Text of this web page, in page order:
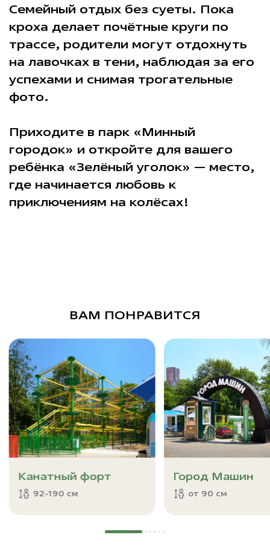
Семейный отдых без суеты. Пока
кроха делает почётные круги по
трассе, родители могут отдохнуть
на лавочках в тени, наблюдая за его
успехами и снимая трогательные
фото.
Приходите в парк «Минный
городок» и откройте для вашего
ребёнка «Зелёный уголок» — место,
где начинается любовь к
приключениям на колёсах!
ВАМ ПОНРАВИТСЯ
Канатный форт
92-190 см
Город Машин
от 90 см